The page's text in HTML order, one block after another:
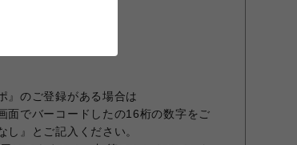
』のご登録がある場合は
面でバーコードしたの16桁の数字をご
』とご記入ください。